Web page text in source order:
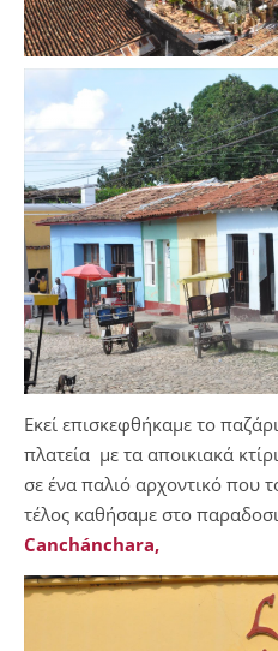
Εκεί επισκεφθήκαμε το
πλατεία με τα αποικιακά
σε ένα παλιό αρχοντικό που
τέλος καθήσαμε στο
Canchánchara,